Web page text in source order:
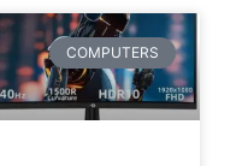
COMPUTERS